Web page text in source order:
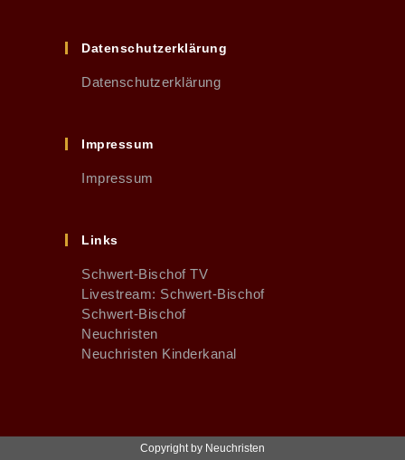
Datenschutzerklärung
Datenschutzerklärung
Impressum
Impressum
Links
Schwert-Bischof TV
Livestream: Schwert-Bischof
Schwert-Bischof
Neuchristen
Neuchristen Kinderkanal
Copyright by Neuchristen